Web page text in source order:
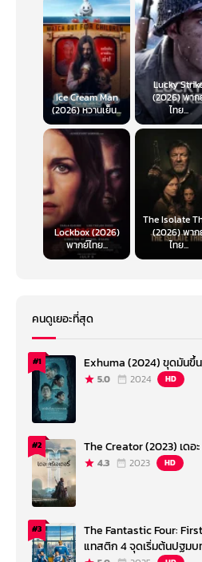
Ice Cream Man
(2026) หวานเย็น...
Lucky
(2026) พาก
ไทย...
Lockbox (2026)
พากย์ไทย...
The Isolate
(2026) พาก
ไทย...
คนดูเยอะที่สุด
#1 Exhuma (2024) ขุดมันขึ้
5.0 2024 HD
#2 The Creator (2023) เดอ
4.3 2023 HD
#3
The Fantastic Four:
แทสติก 4 จุดเริ่มต้นปฐมบ